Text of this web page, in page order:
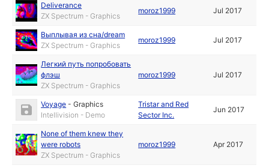
Deliverance
ZX Spectrum - Graphics
moroz1999 Jul 2017
Выплывая из сна/dream
ZX Spectrum - Graphics
moroz1999 Jul 2017
Легкий путь попробовать
флэш
ZX Spectrum - Graphics
moroz1999 Jul 2017
Voyage -Graphics
Intellivision - Demo
Tristar and Red
Sector Inc.
Jun 2017
None of them knew they
were robots
ZX Spectrum - Graphics
moroz1999 Apr 2017